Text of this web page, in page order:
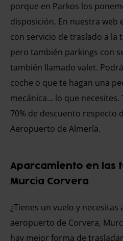
porque en Parkos los
disposición. En nuestra web
con servicio de traslado a
pero también parkings con
también llamado valet.
coche o que te hagan una
mecánica… lo que
70% de descuento respecto
Aeropuerto de Almería.
Aparcamiento en las
Murcia Corvera
¿Tienes un vuelo y
aeropuerto de Corvera,
hay mejor forma de